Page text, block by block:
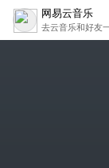
网易云音乐
去云音乐和好友